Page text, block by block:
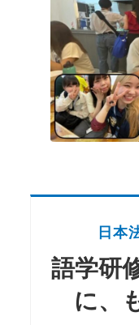
日本
語学研
に、